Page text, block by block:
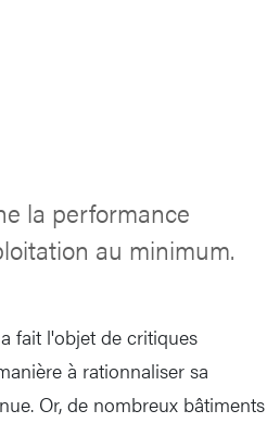
la performance
au minimum.
fait l'objet de critiques
à rationnaliser sa
Or, de nombreux bâtiments